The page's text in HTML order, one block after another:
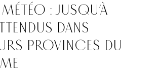
MÉTÉO : JUSQU’À
DANS
PROVINCES DU